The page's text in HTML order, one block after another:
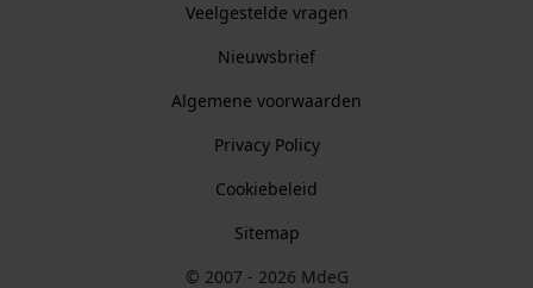
Veelgestelde vragen
Nieuwsbrief
Algemene voorwaarden
Privacy Policy
Cookiebeleid
Sitemap
© 2007 - 2026 MdeG